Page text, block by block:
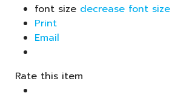
font size decrease font size
Print
Email
Rate this item